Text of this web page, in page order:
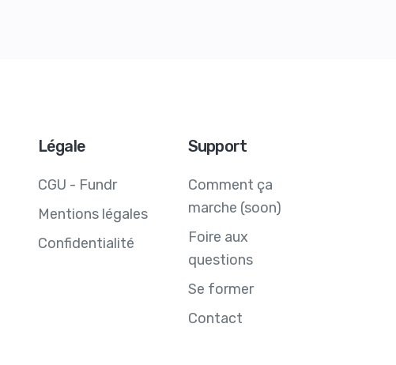
Légale
CGU - Fundr
Mentions légales
Confidentialité
Support
Comment ça
marche (soon)
Foire aux
questions
Se former
Contact